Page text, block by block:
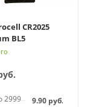
CR2025
BL5
2999 9.90руб.